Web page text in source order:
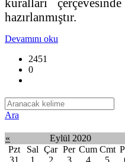
hazırlanmıştır.
Devamını oku
2451
0
Ara
« Eylül 2020
Pzt
Sal Çar Per Cum Cmt
31
1 2 3 4 5